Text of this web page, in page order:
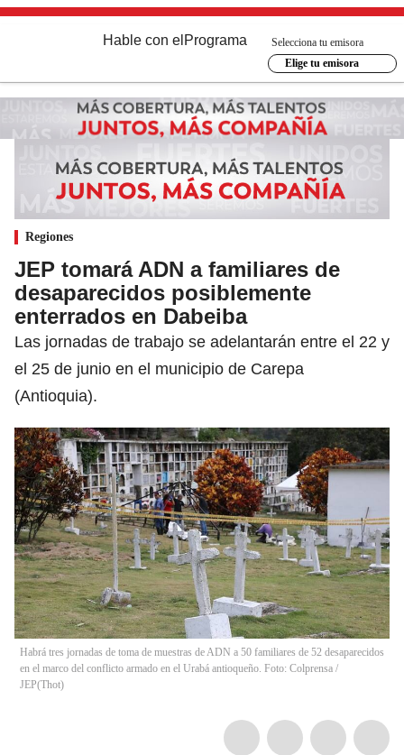
Hable con el Programa
Selecciona tu emisora
Elige tu emisora
Regiones
JEP tomará ADN a familiares de
desaparecidos posiblemente
enterrados en Dabeiba
Las jornadas de trabajo se adelantarán entre el 22 y
el 25 de junio en el municipio de Carepa
(Antioquia).
Habrá tres jornadas de toma de muestras de ADN a 50 familiares de 52 desaparecidos
en el marco del conflicto armado en el Urabá antioqueño. Foto: Colprensa /
JEP(Thot)